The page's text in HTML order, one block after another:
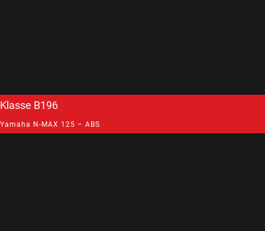
Klasse B196
Yamaha N-MAX 125 – ABS